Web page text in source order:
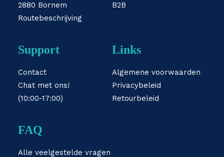
2880 Bornem
Routebeschrijving
B2B
Support
Contact
Chat met ons!
(10:00-17:00)
Links
Algemene voorwaarden
Privacybeleid
Retourbeleid
FAQ
Alle veelgestelde vragen